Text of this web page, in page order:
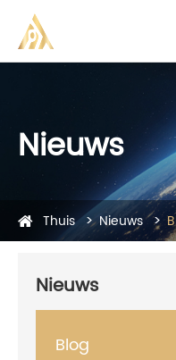
Nieuws
Thuis Nieuws
Nieuws
Blog